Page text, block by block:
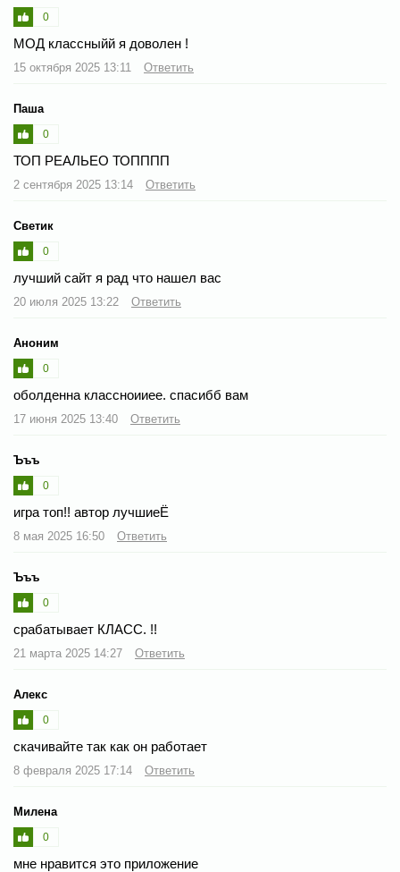
0
МОД классныйй я доволен !
15 октября 2025 13:11 Ответить
Паша
0
ТОП РЕАЛЬЕО ТОПППП
2 сентября 2025 13:14 Ответить
Светик
0
лучший сайт я рад что нашел вас
20 июля 2025 13:22 Ответить
Аноним
0
оболденна классноииее. спасибб вам
17 июня 2025 13:40 Ответить
Ъъъ
0
игра топ!! автор лучшиеЁ
8 мая 2025 16:50 Ответить
Ъъъ
0
срабатывает КЛАСС. !!
21 марта 2025 14:27 Ответить
Алекс
0
скачивайте так как он работает
8 февраля 2025 17:14 Ответить
Милена
0
мне нравится это приложение